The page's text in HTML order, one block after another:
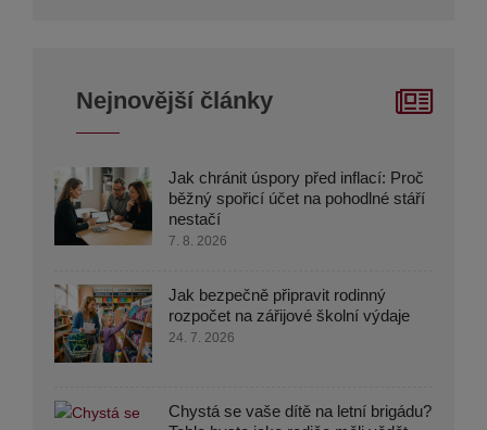
Nejnovější články
Jak chránit úspory před inflací: Proč
běžný spořicí účet na pohodlné stáří
nestačí
7. 8. 2026
Jak bezpečně připravit rodinný
rozpočet na zářijové školní výdaje
24. 7. 2026
Chystá se vaše dítě na letní brigádu?